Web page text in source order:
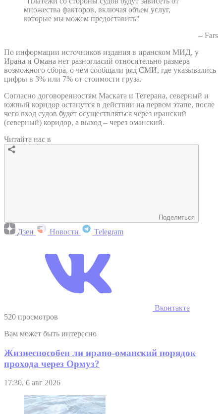
множества факторов, включая объем услуг,
которые мы можем предоставить"
– Fars
По информации источников издания в иранском МИД, у
Ирана и Омана нет разногласий относительно размера
возможного сбора, о чем сообщали ряд СМИ, где указывались
цифры в 3% или 7% от стоимости груза.
Согласно договоренностям Маската и Тегерана, северный и
южный коридор останутся в действии на первом этапе, после
чего вход судов будет осуществляться через иранский
(северный) коридор, а выход – через оманский.
Читайте нас в
Поделиться
Дзен Новости Telegram
Вконтакте
520 просмотров
Вам может быть интересно
Жизнеспособен ли ирано-оманский порядок
прохода через Ормуз?
17:30, 6 авг 2026